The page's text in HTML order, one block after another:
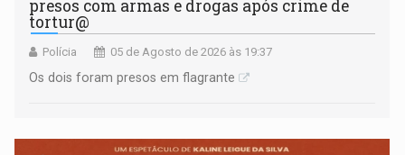
presos com armas e drogas após crime de
tortur@
Polícia 05 de Agosto de 2026 às 19:37
Os dois foram presos em flagrante